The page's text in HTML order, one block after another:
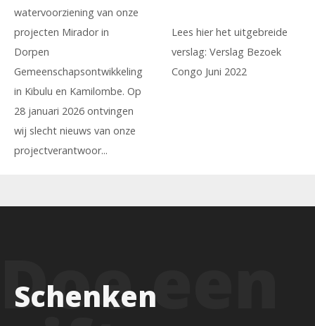
watervoorziening van onze
projecten Mirador in
Dorpen
Gemeenschapsontwikkeling
in Kibulu en Kamilombe. Op
28 januari 2026 ontvingen
wij slecht nieuws van onze
projectverantwoor...
Lees hier het uitgebreide
verslag: Verslag Bezoek
Congo Juni 2022
Schenken